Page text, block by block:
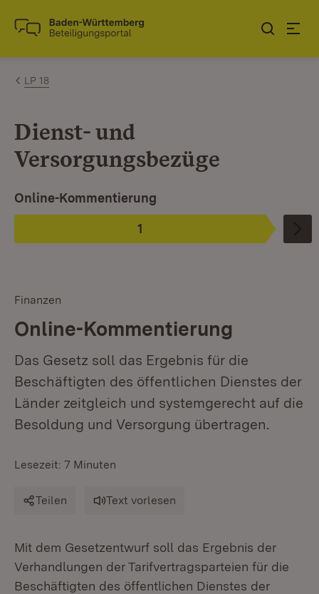
Zum Inhalt springen
Link zur Startseite
LP 18
Dienst- und
Versorgungsbezüge
Phase
1
:
Ist ausgewählt. Ist die aktuelle Phase.
Online-Kommentierung
Finanzen
Online-Kommentierung
Das Gesetz soll das Ergebnis für die
Beschäftigten des öffentlichen Dienstes der
Länder zeitgleich und systemgerecht auf die
Besoldung und Versorgung übertragen.
Lesezeit: 7 Minuten
Teilen Text vorlesen
Mit dem Gesetzentwurf soll das Ergebnis der
Verhandlungen der Tarifvertragsparteien für die
Beschäftigten des öffentlichen Dienstes der